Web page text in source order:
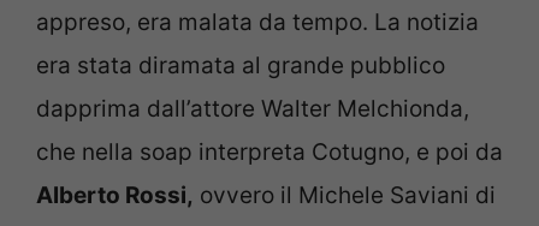
appreso, era malata da tempo. La notizia
era stata diramata al grande pubblico
dapprima dall’attore Walter Melchionda,
che nella soap interpreta Cotugno, e poi da
Alberto Rossi, ovvero il Michele Saviani di